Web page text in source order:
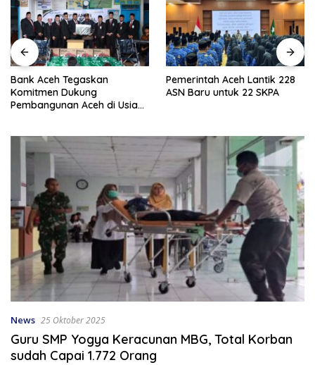
Bank Aceh Tegaskan
Komitmen Dukung
Pembangunan Aceh di Usia
Pemerintah Aceh Lantik 228
ASN Baru untuk 22 SKPA
News 25 Oktober 2025
Guru SMP Yogya Keracunan MBG, Total Korban
sudah Capai 1.772 Orang